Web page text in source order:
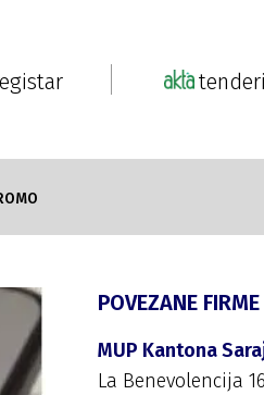
tenderi
POVEZANE FIRME
MUP Kantona
La Benevolencija